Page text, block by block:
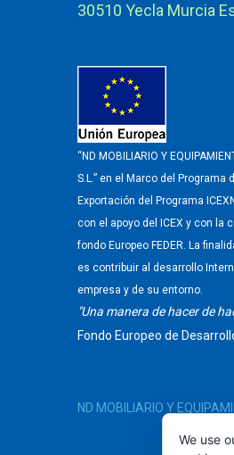
30510 Yecla Murcia
“ND MOBILIARIO Y
S.L.” en el Marco del Programa
Exportación del Programa
con el apoyo del ICEX y con la
fondo Europeo FEDER. La
es contribuir al desarrollo
empresa y de su entorno.
"Una manera de hacer de
Fondo Europeo de
ND MOBILIARIO Y
We use